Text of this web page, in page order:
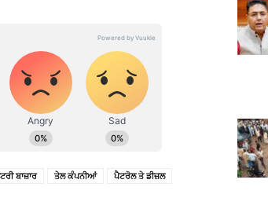
ਬਾਜ਼ਾਰ ਤੇਲ ਕੰਪਨੀਆਂ ਪੈਟਰੋਲ ਤੇ ਡੀਜ਼ਲ